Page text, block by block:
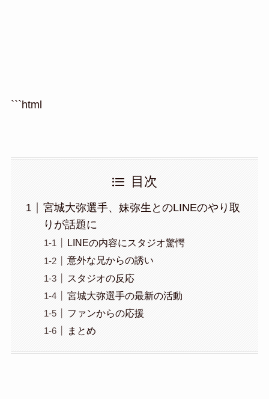
```html
目次
宮城大弥選手、妹弥生とのLINEのやり取
りが話題に
LINEの内容にスタジオ驚愕
意外な兄からの誘い
スタジオの反応
宮城大弥選手の最新の活動
ファンからの応援
まとめ